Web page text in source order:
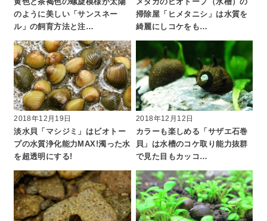
のように美しい「サンスネー
ル」の飼育方法と注…
掃除屋「ヒメタニシ」は水質を
綺麗にしコケをも…
2018年12月19日
淡水貝「マシジミ」はビオトー
プの水質浄化能力MAX!濁った水
を超透明にする!
2018年12月12日
カラーも楽しめる「サザエ石巻
貝」は水槽のコケ取り能力抜群
で見た目もカッコ…